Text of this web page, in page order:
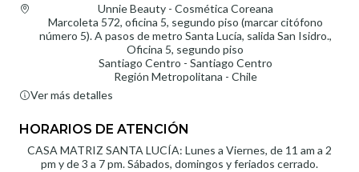
Unnie Beauty - Cosmética Coreana
Marcoleta 572, oficina 5, segundo piso (marcar citófono
número 5). A pasos de metro Santa Lucía, salida San Isidro.,
Oficina 5, segundo piso
Santiago Centro - Santiago Centro
Región Metropolitana - Chile
Ver más detalles
HORARIOS DE ATENCIÓN
CASA MATRIZ SANTA LUCÍA: Lunes a Viernes, de 11 am a 2
pm y de 3 a 7 pm. Sábados, domingos y feriados cerrado.